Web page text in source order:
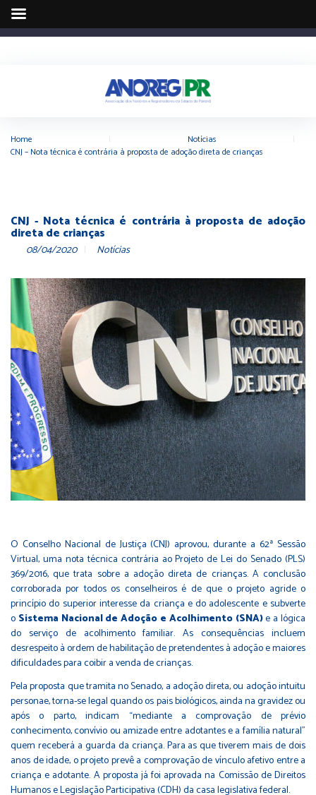
Home Notícias
CNJ – Nota técnica é contrária à proposta de adoção direta de crianças
CNJ - Nota técnica é contrária à proposta de adoção
direta de crianças
08/04/2020 Notícias
O Conselho Nacional de Justiça (CNJ) aprovou, durante a 62ª Sessão
Virtual, uma nota técnica contrária ao Projeto de Lei do Senado (PLS)
369/2016, que trata sobre a adoção direta de crianças. A conclusão
corroborada por todos os conselheiros é de que o projeto agride o
princípio do superior interesse da criança e do adolescente e subverte
o Sistema Nacional de Adoção e Acolhimento (SNA)e a lógica
do serviço de acolhimento familiar. As consequências incluem
desrespeito à ordem de habilitação de pretendentes à adoção e maiores
dificuldades para coibir a venda de crianças.
Pela proposta que tramita no Senado, a adoção direta, ou adoção intuitu
personae, torna-se legal quando os pais biológicos, ainda na gravidez ou
após o parto, indicam “mediante a comprovação de prévio
conhecimento, convívio ou amizade entre adotantes e a família natural”
quem receberá a guarda da criança. Para as que tiverem mais de dois
anos de idade, o projeto prevê a comprovação de vínculo afetivo entre a
criança e adotante. A proposta já foi aprovada na Comissão de Direitos
Humanos e Legislação Participativa (CDH) da casa legislativa federal.